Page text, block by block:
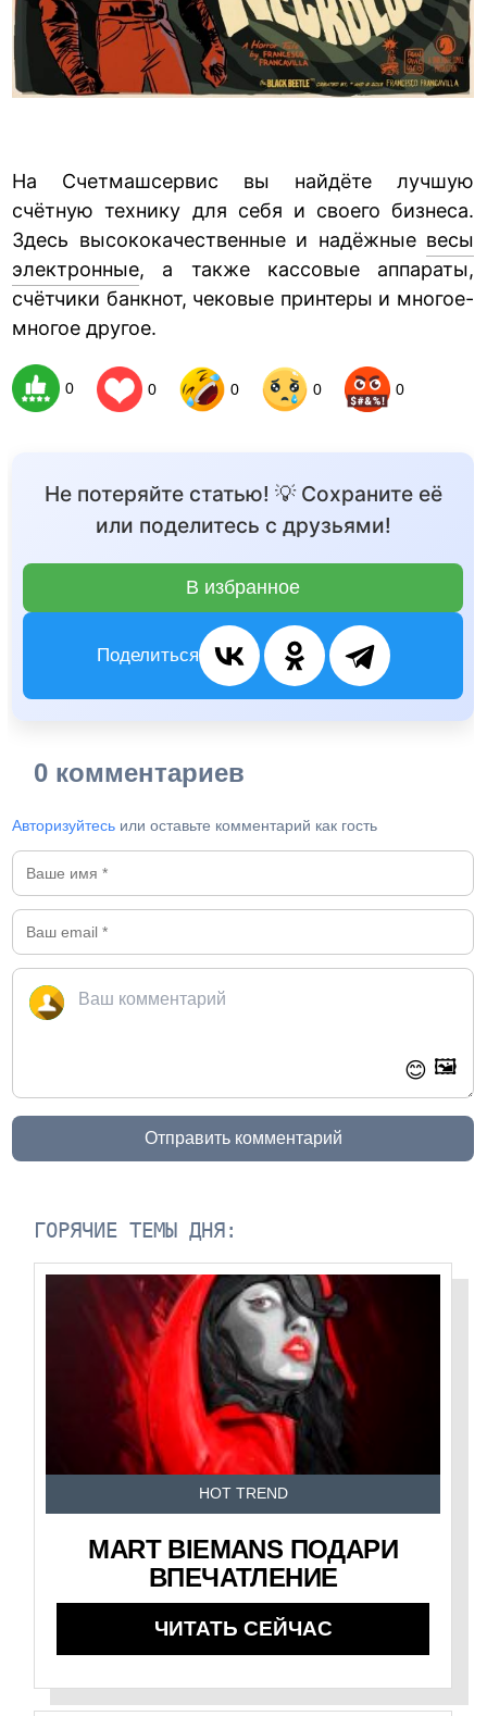
На Счетмашсервис вы найдёте лучшую
счётную технику для себя и своего бизнеса.
Здесь высококачественные и надёжные весы
электронные, а также кассовые аппараты,
счётчики банкнот, чековые принтеры и многое-
многое другое.
0 0 0 0 0
Не потеряйте статью! 💡 Сохраните её
или поделитесь с друзьями!
В избранное
Поделиться
0 комментариев
Авторизуйтесь или оставьте комментарий как гость
😊 🖼️
Отправить комментарий
ГОРЯЧИЕ ТЕМЫ ДНЯ:
HOT TREND
MART BIEMANS ПОДАРИ
ВПЕЧАТЛЕНИЕ
ЧИТАТЬ СЕЙЧАС